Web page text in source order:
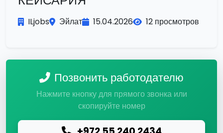
ILjobs Эйлат 15.04.2026 12 просмотров
Позвонить работодателю
Нажмите кнопку для прямого звонка или
скопируйте номер